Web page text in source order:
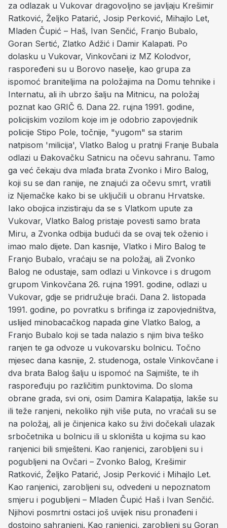
za odlazak u Vukovar dragovoljno se javljaju Krešimir
Ratković, Željko Patarić, Josip Perković, Mihajlo Let,
Mladen Čupić – Haš, Ivan Senčić, Franjo Bubalo,
Goran Sertić, Zlatko Adžić i Damir Kalapati. Po
dolasku u Vukovar, Vinkovčani iz MZ Kolodvor,
raspoređeni su u Borovo naselje, kao grupa za
ispomoć braniteljima na položajima na Domu tehnike i
Internatu, ali ih ubrzo šalju na Mitnicu, na položaj
poznat kao GRIČ 6. Dana 22. rujna 1991. godine,
policijskim vozilom koje im je odobrio zapovjednik
policije Stipo Pole, točnije, "yugom" sa starim
natpisom 'milicija', Vlatko Balog u pratnji Franje Bubala
odlazi u Đakovačku Satnicu na očevu sahranu. Tamo
ga već čekaju dva mlađa brata Zvonko i Miro Balog,
koji su se dan ranije, ne znajući za očevu smrt, vratili
iz Njemačke kako bi se uključili u obranu Hrvatske.
Iako obojica inzistiraju da se s Vlatkom upute za
Vukovar, Vlatko Balog pristaje povesti samo brata
Miru, a Zvonka odbija budući da se ovaj tek oženio i
imao malo dijete. Dan kasnije, Vlatko i Miro Balog te
Franjo Bubalo, vraćaju se na položaj, ali Zvonko
Balog ne odustaje, sam odlazi u Vinkovce i s drugom
grupom Vinkovčana 26. rujna 1991. godine, odlazi u
Vukovar, gdje se pridružuje braći. Dana 2. listopada
1991. godine, po povratku s brifinga iz zapovjedništva,
uslijed minobacačkog napada gine Vlatko Balog, a
Franjo Bubalo koji se tada nalazio s njim biva teško
ranjen te ga odvoze u vukovarsku bolnicu. Točno
mjesec dana kasnije, 2. studenoga, ostale Vinkovčane i
dva brata Balog šalju u ispomoć na Sajmište, te ih
raspoređuju po različitim punktovima. Do sloma
obrane grada, svi oni, osim Damira Kalapatija, lakše su
ili teže ranjeni, nekoliko njih više puta, no vraćali su se
na položaj, ali je činjenica kako su živi dočekali ulazak
srbočetnika u bolnicu ili u skloništa u kojima su kao
ranjenici bili smješteni. Kao ranjenici, zarobljeni su i
pogubljeni na Ovčari – Zvonko Balog, Krešimir
Ratković, Željko Patarić, Josip Perković i Mihajlo Let.
Kao ranjenici, zarobljeni su, odvedeni u nepoznatom
smjeru i pogubljeni – Mladen Čupić Haš i Ivan Senčić.
Njihovi posmrtni ostaci još uvijek nisu pronađeni i
dostojno sahranjeni. Kao ranjenici, zarobljeni su Goran